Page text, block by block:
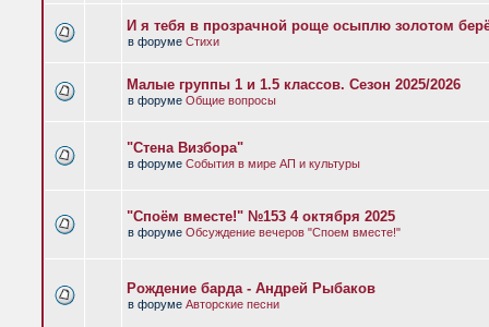
И я тебя в прозрачной роще осыплю золотом
в форуме Стихи
Малые группы 1 и 1.5 классов. Сезон 2025/2026
в форуме Общие вопросы
"Стена Визбора"
в форуме События в мире АП и культуры
"Споём вместе!" №153 4 октября 2025
в форуме Обсуждение вечеров "Споем вместе!"
Рождение барда - Андрей Рыбаков
в форуме Авторские песни